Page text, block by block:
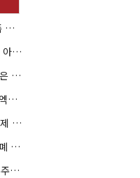
아워홈 떠난 구미현, 본느에 340억 베팅…가족 지배체제 구축
JB금융 RORWA 2% 돌파…실적 견인은 은행 아닌 캐피탈
(AI 보험혁신)①생산성 최대 80% 개선…현실은 '실행 격차'
(락업의 두얼굴)②공모가 뛰자 첫날 매도…FI 엑시트 전략 갈렸다
HD현대엔솔, '한국판 IRA' 수혜 부상…세액공제 선택이 변수
유증·CB 줄줄이 무산…코스닥 벌점 급증에 상폐 압박
현대그린푸드, 수익성 본궤도…실적 개선에 주주환원까지